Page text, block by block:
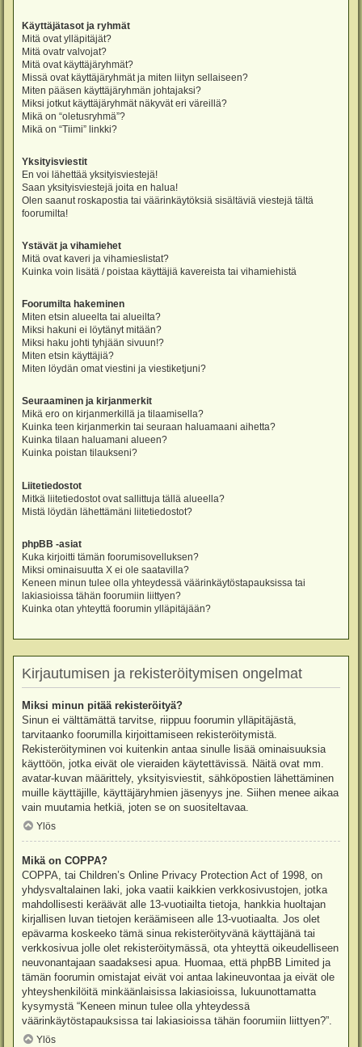
Käyttäjätasot ja ryhmät
Mitä ovat ylläpitäjät?
Mitä ovatr valvojat?
Mitä ovat käyttäjäryhmät?
Missä ovat käyttäjäryhmät ja miten liityn sellaiseen?
Miten pääsen käyttäjäryhmän johtajaksi?
Miksi jotkut käyttäjäryhmät näkyvät eri väreillä?
Mikä on “oletusryhmä”?
Mikä on “Tiimi” linkki?
Yksityisviestit
En voi lähettää yksityisviestejä!
Saan yksityisviestejä joita en halua!
Olen saanut roskapostia tai väärinkäytöksiä sisältäviä viestejä tältä
foorumilta!
Ystävät ja vihamiehet
Mitä ovat kaveri ja vihamieslistat?
Kuinka voin lisätä / poistaa käyttäjiä kavereista tai vihamiehistä
Foorumilta hakeminen
Miten etsin alueelta tai alueilta?
Miksi hakuni ei löytänyt mitään?
Miksi haku johti tyhjään sivuun!?
Miten etsin käyttäjiä?
Miten löydän omat viestini ja viestiketjuni?
Seuraaminen ja kirjanmerkit
Mikä ero on kirjanmerkillä ja tilaamisella?
Kuinka teen kirjanmerkin tai seuraan haluamaani aihetta?
Kuinka tilaan haluamani alueen?
Kuinka poistan tilaukseni?
Liitetiedostot
Mitkä liitetiedostot ovat sallittuja tällä alueella?
Mistä löydän lähettämäni liitetiedostot?
phpBB -asiat
Kuka kirjoitti tämän foorumisovelluksen?
Miksi ominaisuutta X ei ole saatavilla?
Keneen minun tulee olla yhteydessä väärinkäytöstapauksissa tai
lakiasioissa tähän foorumiin liittyen?
Kuinka otan yhteyttä foorumin ylläpitäjään?
Kirjautumisen ja rekisteröitymisen ongelmat
Miksi minun pitää rekisteröityä?
Sinun ei välttämättä tarvitse, riippuu foorumin ylläpitäjästä,
tarvitaanko foorumilla kirjoittamiseen rekisteröitymistä.
Rekisteröityminen voi kuitenkin antaa sinulle lisää ominaisuuksia
käyttöön, jotka eivät ole vieraiden käytettävissä. Näitä ovat mm.
avatar-kuvan määrittely, yksityisviestit, sähköpostien lähettäminen
muille käyttäjille, käyttäjäryhmien jäsenyys jne. Siihen menee aikaa
vain muutamia hetkiä, joten se on suositeltavaa.
Ylös
Mikä on COPPA?
COPPA, tai Children’s Online Privacy Protection Act of 1998, on
yhdysvaltalainen laki, joka vaatii kaikkien verkkosivustojen, jotka
mahdollisesti keräävät alle 13-vuotiailta tietoja, hankkia huoltajan
kirjallisen luvan tietojen keräämiseen alle 13-vuotiaalta. Jos olet
epävarma koskeeko tämä sinua rekisteröityvänä käyttäjänä tai
verkkosivua jolle olet rekisteröitymässä, ota yhteyttä oikeudelliseen
neuvonantajaan saadaksesi apua. Huomaa, että phpBB Limited ja
tämän foorumin omistajat eivät voi antaa lakineuvontaa ja eivät ole
yhteyshenkilöitä minkäänlaisissa lakiasioissa, lukuunottamatta
kysymystä “Keneen minun tulee olla yhteydessä
väärinkäytöstapauksissa tai lakiasioissa tähän foorumiin liittyen?”.
Ylös